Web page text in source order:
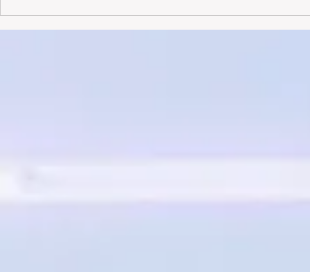
T3 - Gardien